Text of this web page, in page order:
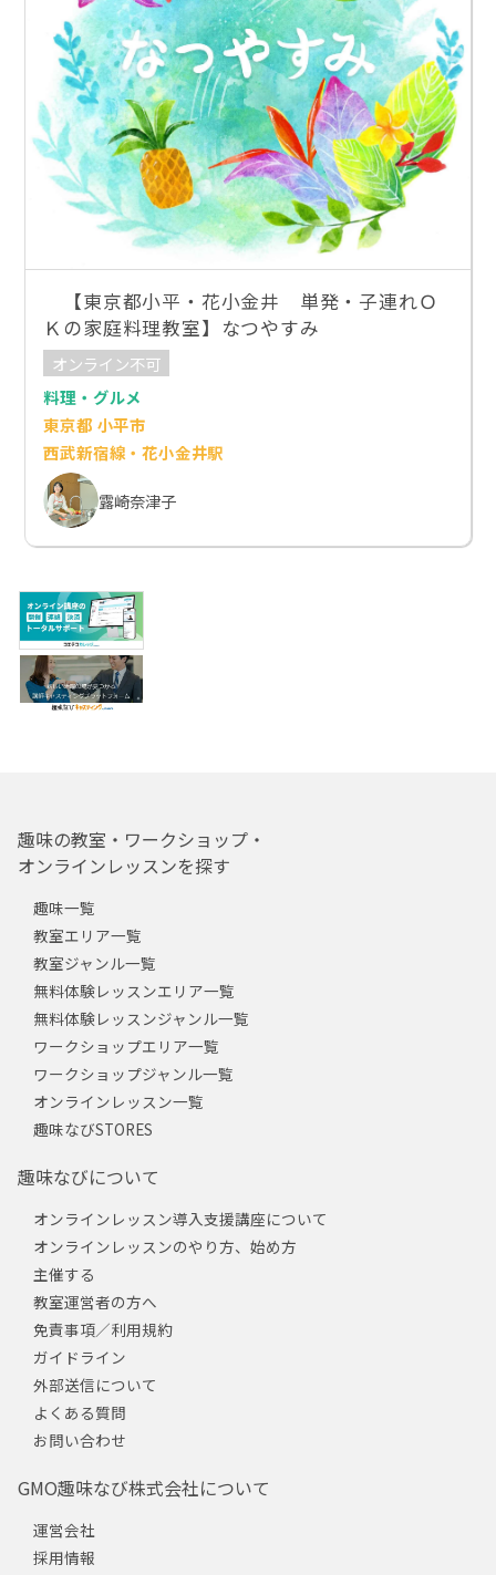
【東京都小平・花小金井 単発・子連れＯ
Ｋの家庭料理教室】なつやすみ
オンライン不可
料理・グルメ
東京都 小平市
西武新宿線・花小金井駅
露崎奈津子
趣味の教室・ワークショップ・
オンラインレッスンを探す
趣味一覧
教室エリア一覧
教室ジャンル一覧
無料体験レッスンエリア一覧
無料体験レッスンジャンル一覧
ワークショップエリア一覧
ワークショップジャンル一覧
オンラインレッスン一覧
趣味なびSTORES
趣味なびについて
オンラインレッスン導入支援講座について
オンラインレッスンのやり方、始め方
主催する
教室運営者の方へ
免責事項／利用規約
ガイドライン
外部送信について
よくある質問
お問い合わせ
GMO趣味なび株式会社について
運営会社
採用情報